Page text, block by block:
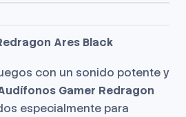
Ares Black
con un sonido potente y
Gamer Redragon
especialmente para